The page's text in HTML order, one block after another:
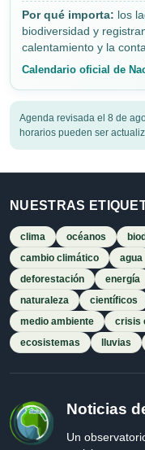
Por qué importa: los
biodiversidad y
calentamiento y la
Calendario oficial de
Agenda revisada el 8 de
horarios pueden ser
NUESTRAS
clima océanos
cambio climático
agua
deforestación
energía
naturaleza
científicos
medio ambiente
crisis
ecosistemas
lluvias
Noticias
Un